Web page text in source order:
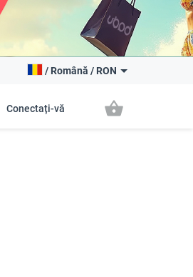
/ Română / RON
Conectați-vă shopping_basket